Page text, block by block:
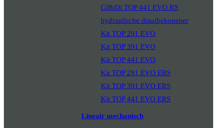
GiBiDi TOP 441 EVO RS
hydraulische draaihekopener
Kit TOP 291 EVO
Kit TOP 391 EVO
Kit TOP 441 EVO
Kit TOP 291 EVO ERS
Kit TOP 391 EVO ERS
Kit TOP 441 EVO ERS
Lineair mechanisch